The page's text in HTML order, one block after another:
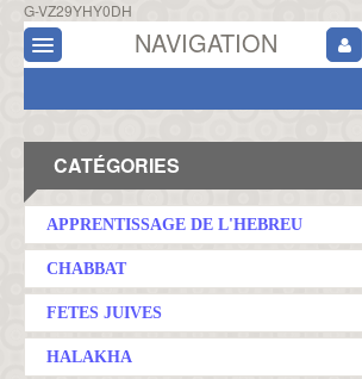
G-VZ29YHY0DH
NAVIGATION
CATÉGORIES
APPRENTISSAGE DE L'HEBREU
CHABBAT
FETES JUIVES
HALAKHA